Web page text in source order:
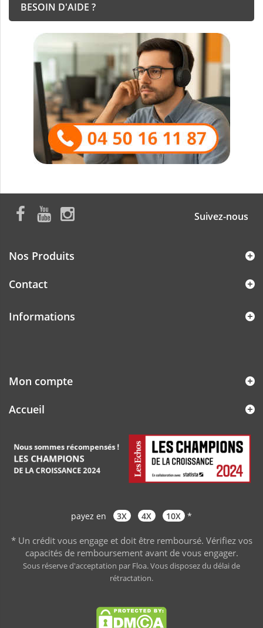
BESOIN D'AIDE ?
Suivez-nous
Nos Produits
Contact
Informations
Mon compte
Accueil
payez en 3X 4X 10X *
* Un crédit vous engage et doit être remboursé. Vérifiez vos
capacités de remboursement avant de vous engager.
Sous réserve d'acceptation par Floa. Vous disposez du délai de
rétractation.